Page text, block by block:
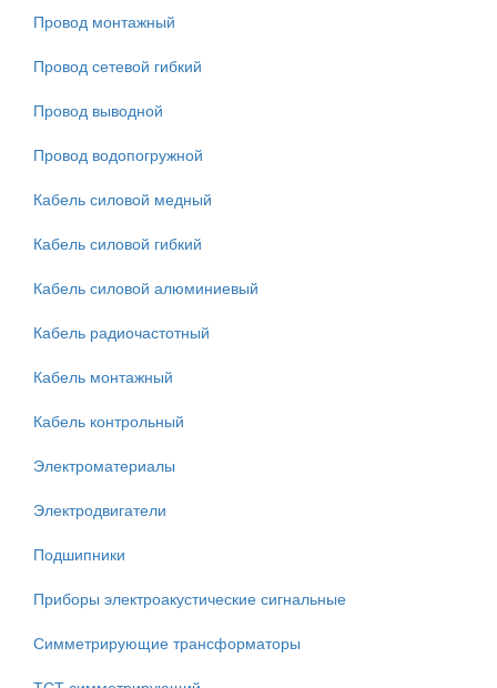
Провод монтажный
Провод сетевой гибкий
Провод выводной
Провод водопогружной
Кабель силовой медный
Кабель силовой гибкий
Кабель силовой алюминиевый
Кабель радиочастотный
Кабель монтажный
Кабель контрольный
Электроматериалы
Электродвигатели
Подшипники
Приборы электроакустические сигнальные
Симметрирующие трансформаторы